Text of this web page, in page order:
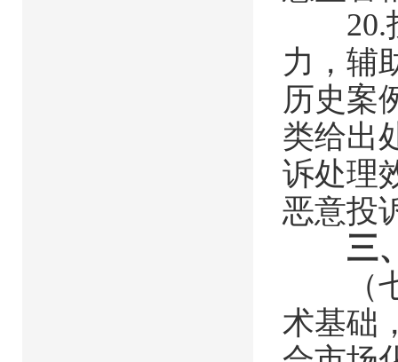
20.投
力，辅
历史案
类给出
诉处理
恶意投
三
（七
术基础